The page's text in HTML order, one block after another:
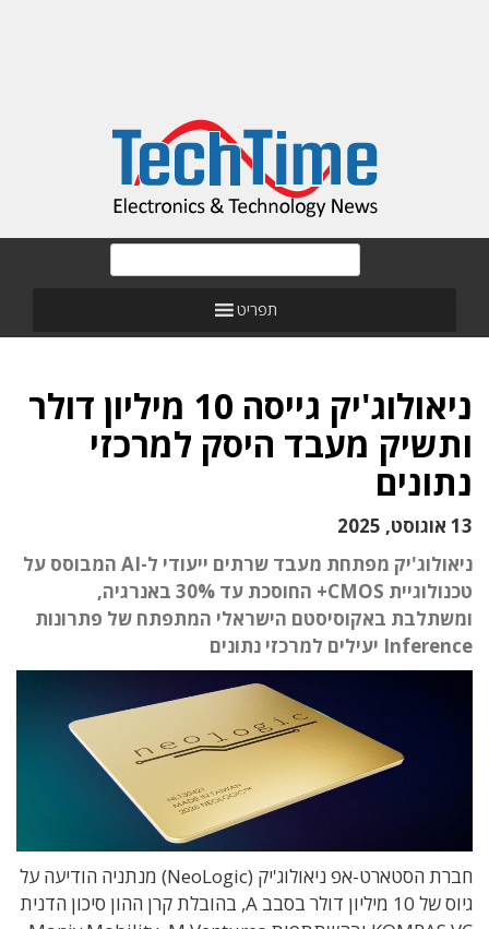
תפריט
ניאולוג'יק גייסה 10 מיליון דולר
ותשיק מעבד היסק למרכזי
נתונים
13 אוגוסט, 2025
ניאולוג'יק מפתחת מעבד שרתים ייעודי ל-AI המבוסס על
טכנולוגיית CMOS+ החוסכת עד 30% באנרגיה,
ומשתלבת באקוסיסטם הישראלי המתפתח של פתרונות
Inference יעילים למרכזי נתונים
חברת הסטארט-אפ ניאולוג'יק (NeoLogic) מנתניה הודיעה על
גיוס של 10 מיליון דולר בסבב A, בהובלת קרן ההון סיכון הדנית